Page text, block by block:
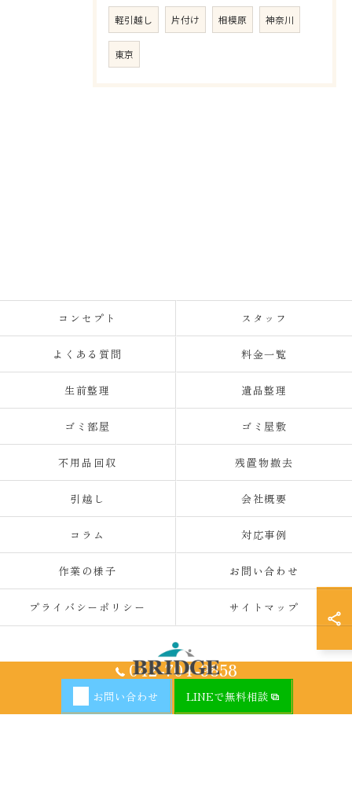
軽引越し 片付け 相模原 神奈川
東京
042-704-9858
お問い合わせ LINEで無料相談
コンセプト スタッフ
よくある質問 料金一覧
生前整理 遺品整理
ゴミ部屋 ゴミ屋敷
不用品回収 残置物撤去
引越し 会社概要
コラム 対応事例
作業の様子 お問い合わせ
プライバシーポリシー サイトマップ
© 2026 神奈川県厚木の不用品回収ならBRIDGE ALL RIGHTS RESERVED.